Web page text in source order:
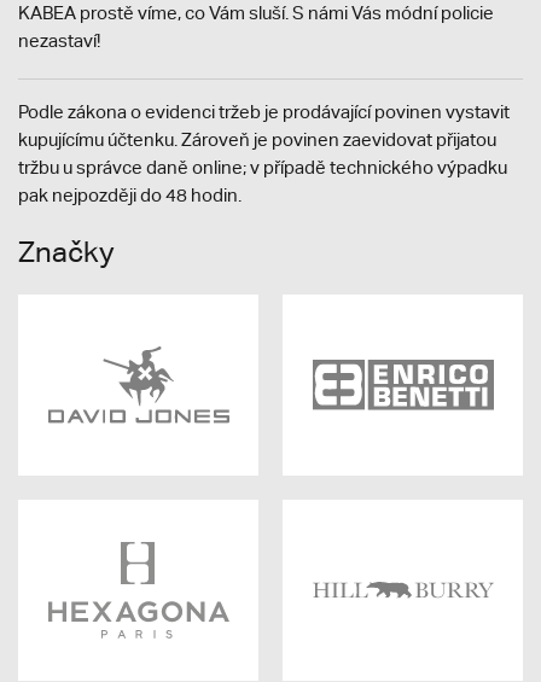
KABEA prostě víme, co Vám sluší. S námi Vás módní policie
nezastaví!
Podle zákona o evidenci tržeb je prodávající povinen vystavit
kupujícímu účtenku. Zároveň je povinen zaevidovat přijatou
tržbu u správce daně online; v případě technického výpadku
pak nejpozději do 48 hodin.
Značky